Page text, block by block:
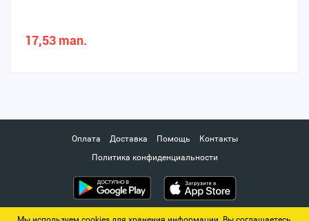
17,53 man.
Оплата Доставка Помощь
Контакты
Политика конфиденциальности